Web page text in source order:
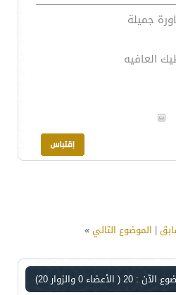
جميلة
العافيه
| الموضوع التالي»
الآن : 20 ( الأعضاء 0 والزوار 20)